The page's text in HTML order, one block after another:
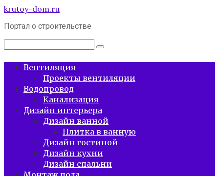
Перейти
контенту
krutoy-dom.ru
Портал о строительстве
Поиск:
Вентиляция
Проекты вентиляции
Водопровод
Канализация
Дизайн интерьера
Дизайн ванной
Плитка в ванную
Дизайн гостиной
Дизайн кухни
Дизайн спальни